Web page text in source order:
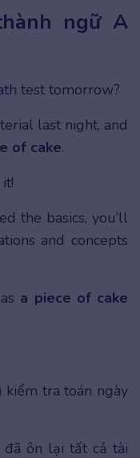
ngữ A
test tomorrow?
last night, and
of cake.
the basics, you’ll
and concepts
a piece of cake
kiểm tra toán ngày
đã ôn lại tất cả tài